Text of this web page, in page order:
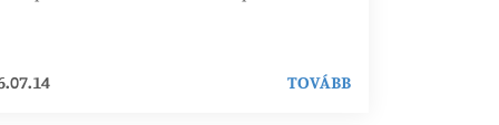
și va transforma spitalul într-o unitateTOVÁBB